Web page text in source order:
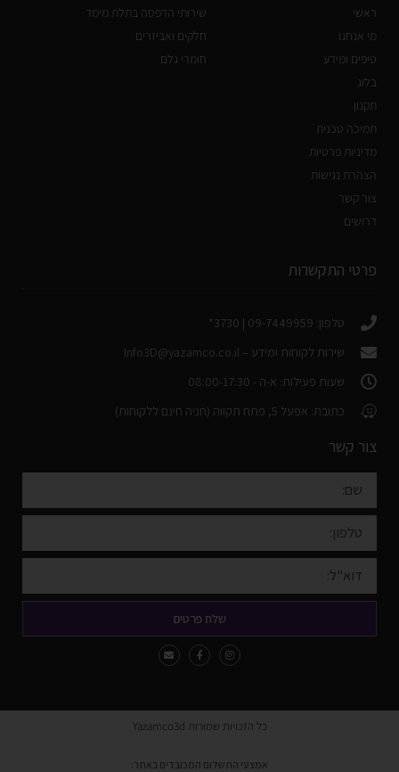
ראשי
מי אנחנו
טיפים ומידע
בלוג
תקנון
תמיכה טכנית
מדיניות פרטיות
הצהרת נגישות
צור קשר
דרושים
שירותי הדפסה בתלת מימד
חלקים ואביזרים
חומרי גלם
פרטי התקשרות
טלפון: 09-7449959 | 3730*
שירות לקוחות ומידע – Info3D@yazamco.co.il
שעות פעילות: א-ה - 08:00-17:30
כתובת: אפעל 5, פתח תקווה (חניה חינם ללקוחות)
צור קשר
שלח פרטים
כל הזכויות שמורות Yazamco3d
אמצעי התשלום המכובדים באתר: